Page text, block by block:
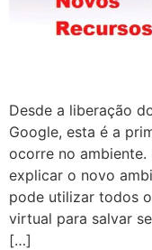
Desde a liberação
Google, esta é a
ocorre no
explicar o novo
pode utilizar todos
virtual para salvar
[…]